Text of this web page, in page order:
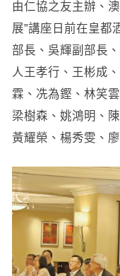
由仁協之友主辦、
展”講座日前在皇都
部長、吳輝副部長
人王孝行、王彬成
霖、冼為鏗、林笑
梁樹森、姚鴻明、
黃耀榮、楊秀雯、